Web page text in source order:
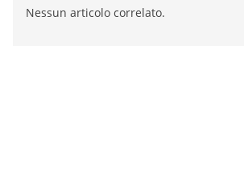
Nessun articolo correlato.